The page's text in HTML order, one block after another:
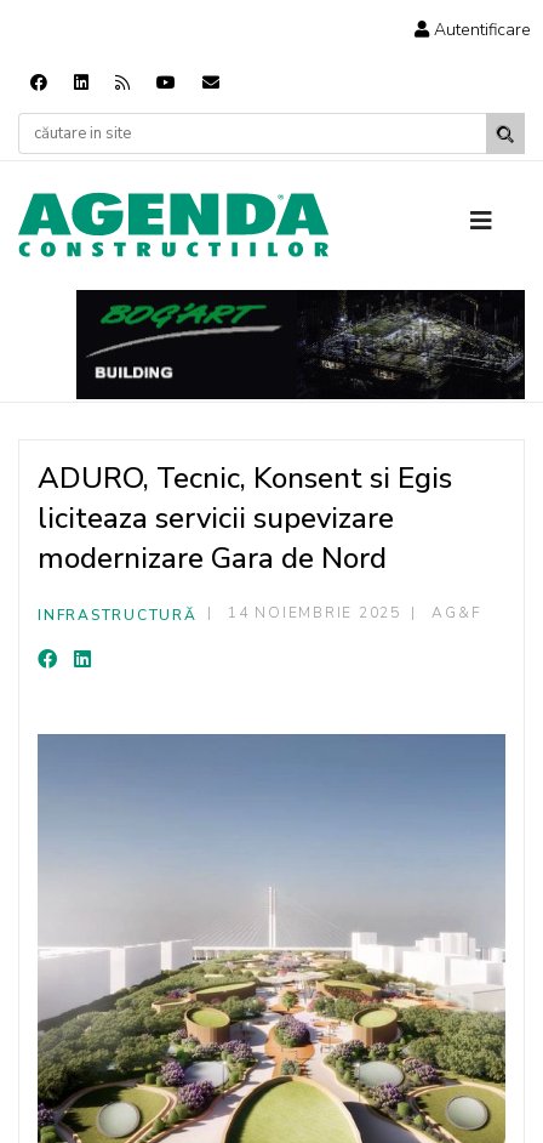
Autentificare
ADURO, Tecnic, Konsent si Egis
liciteaza servicii supevizare
modernizare Gara de Nord
INFRASTRUCTURĂ 14 NOIEMBRIE 2025 AG&F